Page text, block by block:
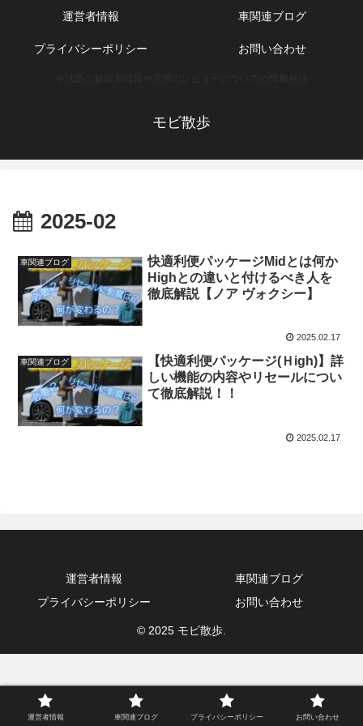
モビ散歩
運営者情報 車関連ブログ
プライバシーポリシー お問い合わせ
2025-02
車関連ブログ
快適利便パッケージMidとは何か
Highとの違いと付けるべき人を
徹底解説【ノア ヴォクシー】
2025.02.17
車関連ブログ
【快適利便パッケージ(Ｈigh)】詳
しい機能の内容やリセールについ
て徹底解説！！
2025.02.17
運営者情報
車関連ブログ
プライバシーポリシー
お問い合わせ
© 2025 モビ散歩.
運営者情報 車関連ブログ プライバシーポリシー お問い合わせ